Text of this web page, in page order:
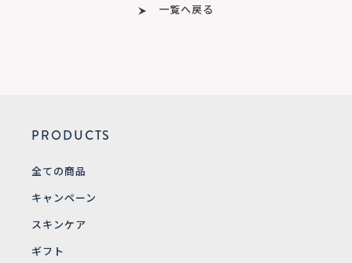
一覧へ戻る
PRODUCTS
全ての商品
キャンペーン
スキンケア
ギフト